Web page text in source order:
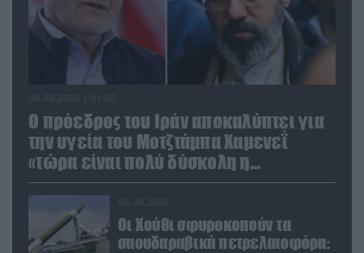
Ο πρόεδρος του Ιράν αποκαλύπτει για
την υγεία του Μοτζτάμπα Χαμενεΐ
«τώρα είναι πολύ δύσκολη η
επικοινωνία»
Οι Χούθι σφυροκοπούν τα
σαουδαραβικά πετρελαιοφόρα: